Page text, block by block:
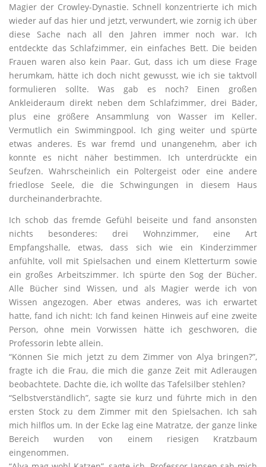
Magier der Crowley-Dynastie. Schnell konzentrierte ich mich
wieder auf das hier und jetzt, verwundert, wie zornig ich über
diese Sache nach all den Jahren immer noch war. Ich
entdeckte das Schlafzimmer, ein einfaches Bett. Die beiden
Frauen waren also kein Paar. Gut, dass ich um diese Frage
herumkam, hätte ich doch nicht gewusst, wie ich sie taktvoll
formulieren sollte. Was gab es noch? Einen großen
Ankleideraum direkt neben dem Schlafzimmer, drei Bäder,
plus eine größere Ansammlung von Wasser im Keller.
Vermutlich ein Swimmingpool. Ich ging weiter und spürte
etwas anderes. Es war fremd und unangenehm, aber ich
konnte es nicht näher bestimmen. Ich unterdrückte ein
Seufzen. Wahrscheinlich ein Poltergeist oder eine andere
friedlose Seele, die die Schwingungen in diesem Haus
durcheinanderbrachte.
Ich schob das fremde Gefühl beiseite und fand ansonsten
nichts besonderes: drei Wohnzimmer, eine Art
Empfangshalle, etwas, dass sich wie ein Kinderzimmer
anfühlte, voll mit Spielsachen und einem Kletterturm sowie
ein großes Arbeitszimmer. Ich spürte den Sog der Bücher.
Alle Bücher sind Wissen, und als Magier werde ich von
Wissen angezogen. Aber etwas anderes, was ich erwartet
hatte, fand ich nicht: Ich fand keinen Hinweis auf eine zweite
Person, ohne mein Vorwissen hätte ich geschworen, die
Professorin lebte allein.
“Können Sie mich jetzt zu dem Zimmer von Alya bringen?”,
fragte ich die Frau, die mich die ganze Zeit mit Adleraugen
beobachtete. Dachte die, ich wollte das Tafelsilber stehlen?
“Selbstverständlich”, sagte sie kurz und führte mich in den
ersten Stock zu dem Zimmer mit den Spielsachen. Ich sah
mich hilflos um. In der Ecke lag eine Matratze, der ganze linke
Bereich wurden von einem riesigen Kratzbaum
eingenommen.